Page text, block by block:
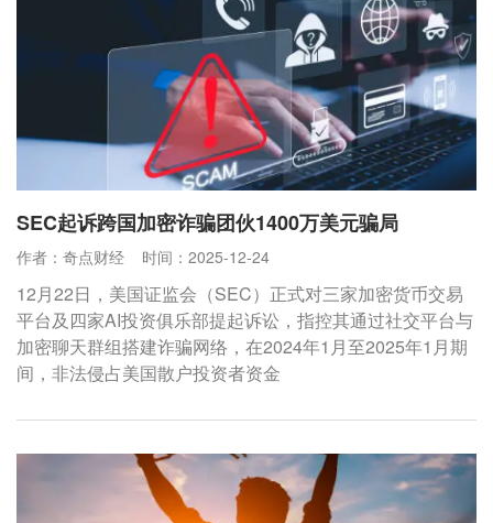
SEC起诉跨国加密诈骗团伙1400万美元骗局
作者：奇点财经 时间：2025-12-24
12月22日，美国证监会（SEC）正式对三家加密货币交易
平台及四家AI投资俱乐部提起诉讼，指控其通过社交平台与
加密聊天群组搭建诈骗网络，在2024年1月至2025年1月期
间，非法侵占美国散户投资者资金